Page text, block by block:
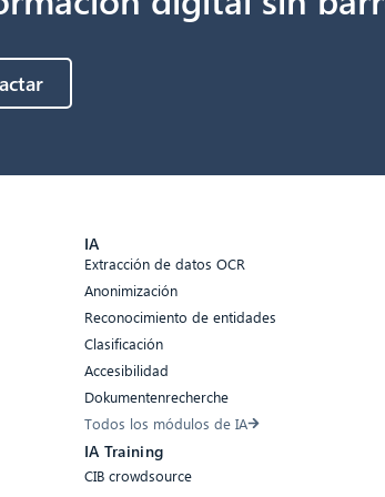
IA
Extracción de datos OCR
Anonimización
Reconocimiento de entidades
Clasificación
Accesibilidad
Dokumentenrecherche
Todos los módulos de IA
IA Training
CIB crowdsource